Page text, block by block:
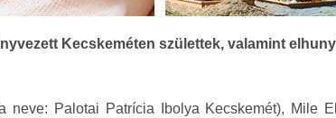
Kecskeméten születtek, valamint
neve: Palotai Patrícia Ibolya Kecskemét), Mile